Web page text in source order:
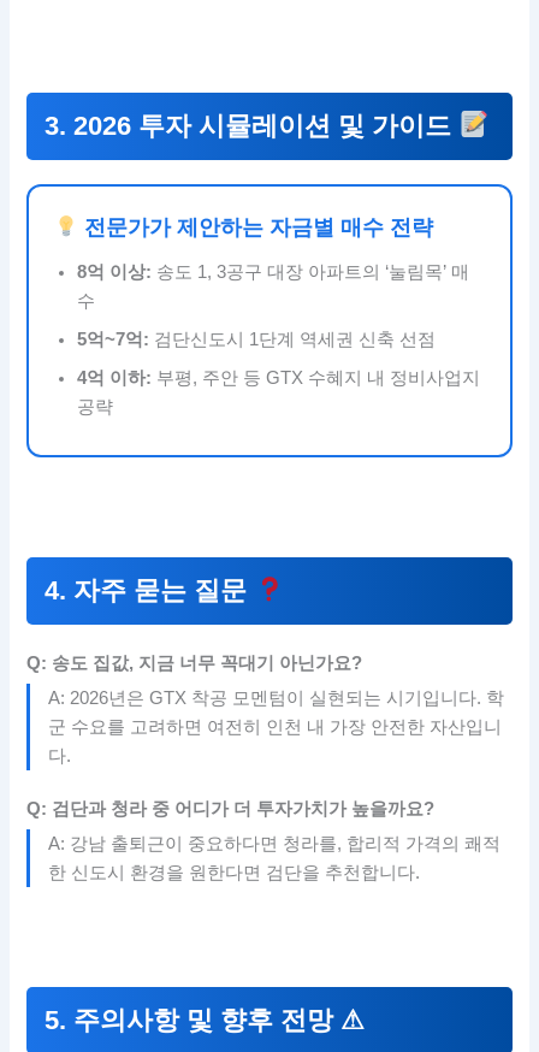
3. 2026 투자 시뮬레이션 및 가이드
전문가가 제안하는 자금별 매수 전략
8억 이상: 송도 1, 3공구 대장 아파트의 ‘눌림목’ 매
수
5억~7억: 검단신도시 1단계 역세권 신축 선점
4억 이하: 부평, 주안 등 GTX 수혜지 내 정비사업지
공략
4. 자주 묻는 질문
Q: 송도 집값, 지금 너무 꼭대기 아닌가요?
A: 2026년은 GTX 착공 모멘텀이 실현되는 시기입니다. 학
군 수요를 고려하면 여전히 인천 내 가장 안전한 자산입니
다.
Q: 검단과 청라 중 어디가 더 투자가치가 높을까요?
A: 강남 출퇴근이 중요하다면 청라를, 합리적 가격의 쾌적
한 신도시 환경을 원한다면 검단을 추천합니다.
5. 주의사항 및 향후 전망 ⚠